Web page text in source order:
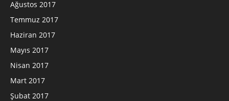
Ağustos 2017
Temmuz 2017
Haziran 2017
Mayıs 2017
Nisan 2017
Mart 2017
Şubat 2017